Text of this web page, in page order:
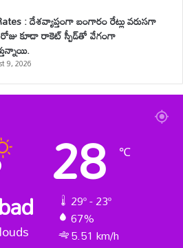
: దేశవ్యాప్తంగా బంగారం రేట్లు వరుసగా
కూడా రాకెట్ స్పీడ్‌తో వేగంగా
9, 2026
28 ℃
29º - 23º
67%
5.51 km/h